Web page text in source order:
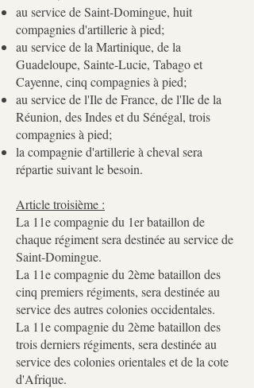
au service de Saint-Domingue, huit
compagnies d'artillerie à pied;
au service de la Martinique, de la
Guadeloupe, Sainte-Lucie, Tabago et
Cayenne, cinq compagnies à pied;
au service de l'Ile de France, de l'Ile de la
Réunion, des Indes et du Sénégal, trois
compagnies à pied;
la compagnie d'artillerie à cheval sera
répartie suivant le besoin.
Article troisième :
La 11e compagnie du 1er bataillon de
chaque régiment sera destinée au service de
Saint-Domingue.
La 11e compagnie du 2ème bataillon des
cinq premiers régiments, sera destinée au
service des autres colonies occidentales.
La 11e compagnie du 2ème bataillon des
trois derniers régiments, sera destinée au
service des colonies orientales et de la cote
d'Afrique.